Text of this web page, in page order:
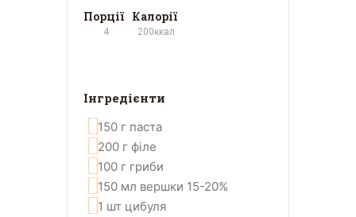
Порції
4
Калорії
200ккал
Інгредієнти
150 г паста
200 г філе
100 г гриби
150 мл вершки 15-20%
1 шт цибуля